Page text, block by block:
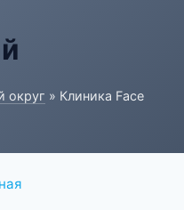
округ » Клиника Face